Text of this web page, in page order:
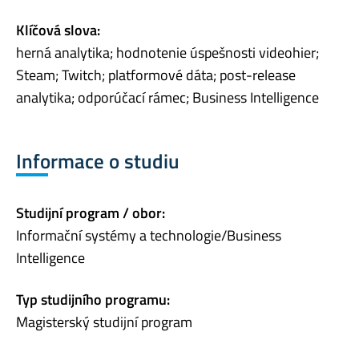
Klíčová slova:
herná analytika; hodnotenie úspešnosti videohier;
Steam; Twitch; platformové dáta; post-release
analytika; odporúčací rámec; Business Intelligence
Informace o studiu
Studijní program / obor:
Informační systémy a technologie/Business
Intelligence
Typ studijního programu:
Magisterský studijní program